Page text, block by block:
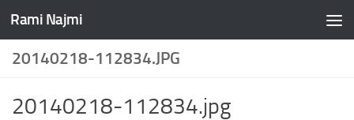
Skip to content
Rami Najmi
20140218-112834.JPG
20140218-112834.jpg